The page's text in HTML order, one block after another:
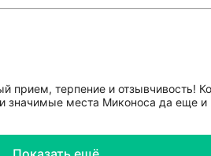
прием, терпение и отзывчивость!
значимые места Миконоса да еще